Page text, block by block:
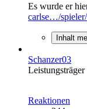
Es wurde er
carlse…/
Inhalt
Schanzer03
Leistungsträger
Reaktionen